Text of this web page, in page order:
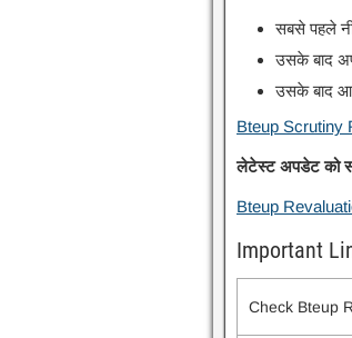
सबसे पहले
उसके बाद
उसके बाद
Bteup Scrutiny
लेटेस्ट अपडेट को
Bteup
Important
Check Bteup